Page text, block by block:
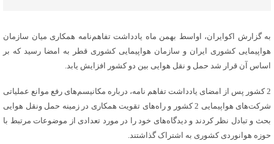
به گزارش اکوایران، اواسط بهمن ماه یادداشت تفاهم‌نامه همکاری میان سازمان
هواپیمایی کشوری ایران و سازمان هواپیمایی کشوری قطر به امضا رسید که بر
اساس آن قرار شد حمل و نقل هوایی بین دو کشور افزایش یابد.
2 کشور پس از امضای یادداشت تفاهم نامه، درباره مکانیسم‌های رفع موانع عملیاتی
شرکت‌های هواپیمایی 2 کشور و راه‌های تقویت همکاری در زمینه حمل ونقل هوایی
بحث و تبادل نظر کردند و دیدگاه‌های خود را در مورد تعدادی از موضوعات مرتبط با
حوزه هوانوردی کشوری به اشتراک گذاشتند.